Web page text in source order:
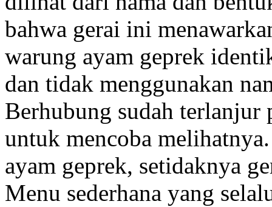
bahwa gerai ini
warung ayam geprek
dan tidak menggunakan
Berhubung sudah terlanjur
untuk mencoba
ayam geprek, setidaknya
Menu sederhana yang